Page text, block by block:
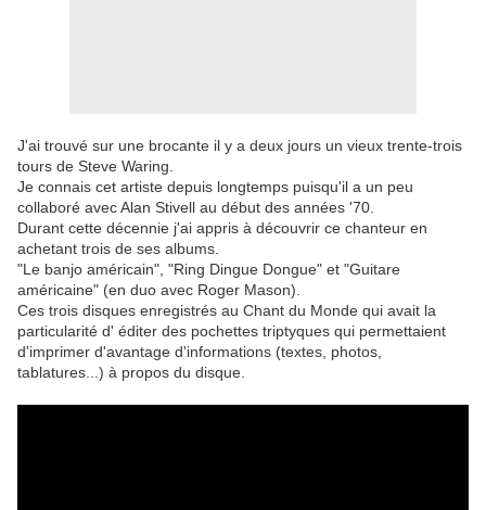
J'ai trouvé sur une brocante il y a deux jours un vieux trente-trois
tours de Steve Waring.
Je connais cet artiste depuis longtemps puisqu'il a un peu
collaboré avec Alan Stivell au début des années '70.
Durant cette décennie j'ai appris à découvrir ce chanteur en
achetant trois de ses albums.
"Le banjo américain", "Ring Dingue Dongue" et "Guitare
américaine" (en duo avec Roger Mason).
Ces trois disques enregistrés au Chant du Monde qui avait la
particularité d' éditer des pochettes triptyques qui permettaient
d'imprimer d'avantage d'informations (textes, photos,
tablatures...) à propos du disque.